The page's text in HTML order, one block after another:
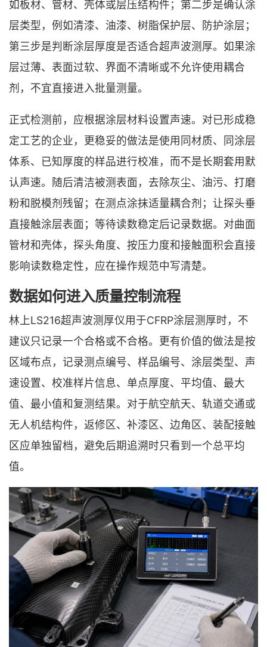
如板材、管材、壳体或层压结构件；第二步是确认涂
层类型，例如清漆、油漆、树脂保护层、防护涂层；
第三步是判断涂层厚度是否适合超声波测厚。如果涂
层过薄、表面过软、界面不清晰或不允许使用耦合
剂，不宜直接进入批量测量。
正式检测前，应根据涂层材料设置声速。对已形成稳
定工艺的企业，更稳妥的做法是使用同材质、同涂层
体系、已知厚度的样品进行校准，而不是长期套用默
认声速。随后清洁被测表面，去除灰尘、油污、打磨
粉和脱模剂残留；在测点涂抹适量耦合剂；让探头垂
直接触涂层表面；等待读数稳定后记录数据。对曲面
管材和壳体，探头角度、按压力度和接触面积会直接
影响读数稳定性，应在操作规范中写清楚。
数据如何进入质量控制流程
林上LS216超声波测厚仪用于CFRP涂层测厚时，不
建议只记录一个合格或不合格。更有价值的做法是按
区域布点，记录测点编号、样品编号、涂层类型、声
速设置、校准样片信息、单点厚度、平均值、最大
值、最小值和复测结果。对于航空航天、轨道交通或
无人机结构件，返修区、补漆区、边角区、装配接触
区应单独留档，避免后期追溯时只看到一个总平均
值。